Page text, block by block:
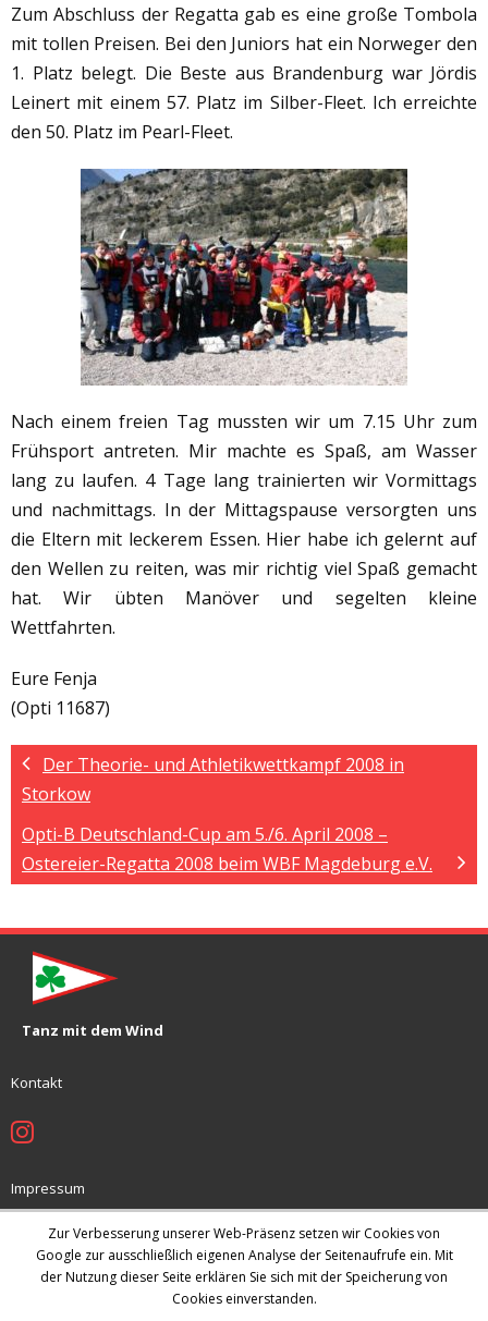
Zum Abschluss der Regatta gab es eine große Tombola
mit tollen Preisen. Bei den Juniors hat ein Norweger den
1. Platz belegt. Die Beste aus Brandenburg war Jördis
Leinert mit einem 57. Platz im Silber-Fleet. Ich erreichte
den 50. Platz im Pearl-Fleet.
Nach einem freien Tag mussten wir um 7.15 Uhr zum
Frühsport antreten. Mir machte es Spaß, am Wasser
lang zu laufen. 4 Tage lang trainierten wir Vormittags
und nachmittags. In der Mittagspause versorgten uns
die Eltern mit leckerem Essen. Hier habe ich gelernt auf
den Wellen zu reiten, was mir richtig viel Spaß gemacht
hat. Wir übten Manöver und segelten kleine
Wettfahrten.
Eure Fenja
(Opti 11687)
Der Theorie- und Athletikwettkampf 2008 in
Storkow
Opti-B Deutschland-Cup am 5./6. April 2008 –
Ostereier-Regatta 2008 beim WBF Magdeburg e.V.
Tanz mit dem Wind
Kontakt
Impressum
Jugendschutzkonzept
Datenschutz
Archiv
Zur Verbesserung unserer Web-Präsenz setzen wir Cookies von
Google zur ausschließlich eigenen Analyse der Seitenaufrufe ein. Mit
der Nutzung dieser Seite erklären Sie sich mit der Speicherung von
Cookies einverstanden.